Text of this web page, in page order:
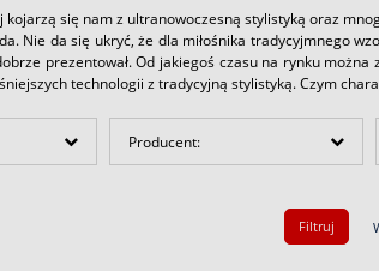
kojarzą się nam z ultranowoczesną stylistyką oraz
Nie da się ukryć, że dla miłośnika tradycyjmnego
prezentował. Od jakiegoś czasu na rynku
technologii z tradycyjną stylistyką. Czym
Producent:
Filtruj